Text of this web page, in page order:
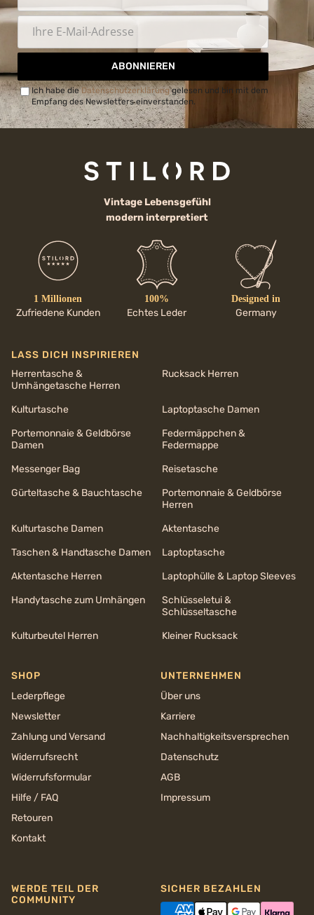
ABONNIEREN
Ich habe dieDatenschutzerklärunggelesen und bin mit dem
Empfang des Newsletters einverstanden.
Vintage Lebensgefühl
modern interpretiert
1 Millionen
Zufriedene Kunden
100%
Echtes Leder
Designed in
Germany
LASS DICH INSPIRIEREN
Herrentasche &
Umhängetasche Herren
Rucksack Herren
Kulturtasche
Laptoptasche Damen
Portemonnaie & Geldbörse
Damen
Federmäppchen &
Federmappe
Messenger Bag
Reisetasche
Gürteltasche & Bauchtasche
Portemonnaie & Geldbörse
Herren
Kulturtasche Damen
Aktentasche
Taschen & Handtasche Damen
Laptoptasche
Aktentasche Herren
Laptophülle & Laptop Sleeves
Handytasche zum Umhängen
Schlüsseletui &
Schlüsseltasche
Kulturbeutel Herren
Kleiner Rucksack
SHOP
Lederpflege
Newsletter
Zahlung und Versand
Widerrufsrecht
Widerrufsformular
Hilfe / FAQ
Retouren
Kontakt
UNTERNEHMEN
Über uns
Karriere
Nachhaltigkeits­versprechen
Datenschutz
AGB
Impressum
WERDE TEIL DER
COMMUNITY
SICHER BEZAHLEN